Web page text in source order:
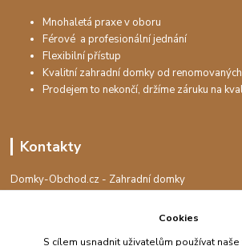
Mnohaletá praxe v oboru
Férové a profesionální jednání
Flexibilní přístup
Kvalitní zahradní domky od
Prodejem to nekončí, držíme záruku na
Kontakty
Domky-Obchod.cz - Zahradní domky
+420 730 501 925
info@domky-obchod.cz
Cookies
S cílem usnadnit uživatelům používat